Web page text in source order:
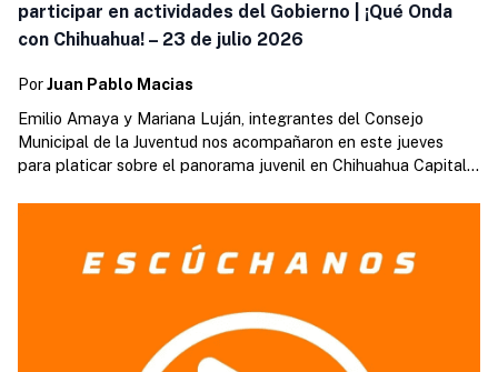
participar en actividades del Gobierno | ¡Qué Onda
con Chihuahua! – 23 de julio 2026
Por Juan Pablo Macias
Emilio Amaya y Mariana Luján, integrantes del Consejo
Municipal de la Juventud nos acompañaron en este jueves
para platicar sobre el panorama juvenil en Chihuahua Capital.